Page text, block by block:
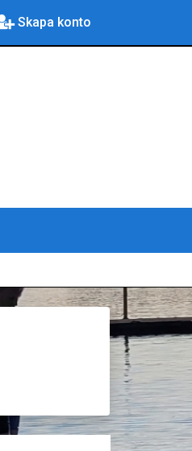
Skapa konto